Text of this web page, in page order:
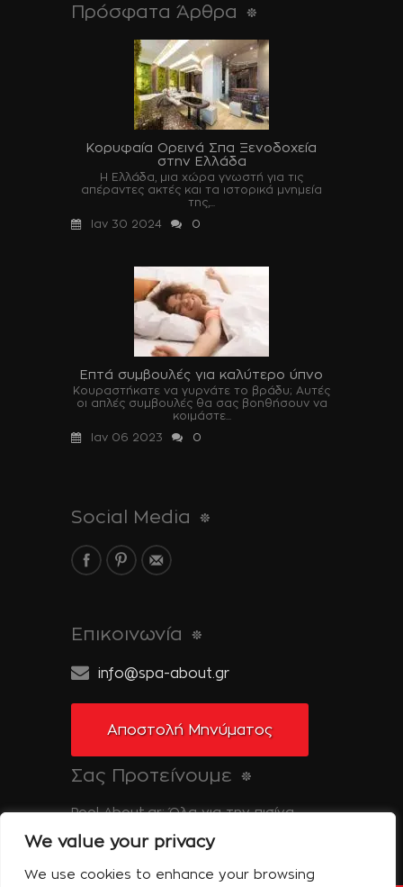
We value your privacy
We use cookies to enhance your browsing
Πρόσφατα Άρθρα
Κορυφαία Ορεινά Σπα Ξενοδοχεία
στην Ελλάδα
Η Ελλάδα, μια χώρα γνωστή για τις
απέραντες ακτές και τα ιστορικά μνημεία
της,...
Ιαν 30 2024
0
Επτά συμβουλές για καλύτερο ύπνο
Κουραστήκατε να γυρνάτε το βράδυ; Αυτές
οι απλές συμβουλές θα σας βοηθήσουν να
κοιμάστε...
Ιαν 06 2023
0
Social Media
Επικοινωνία
info@spa-about.gr
Αποστολή Μηνύματος
Σας Προτείνουμε
Pool-About.gr: Όλα για την πισίνα
Tinos-About.gr: Ανακαλύψτε την Τήνο